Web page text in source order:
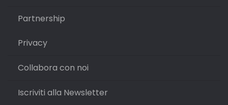
Partnership
Privacy
Collabora con noi
Iscriviti alla Newsletter